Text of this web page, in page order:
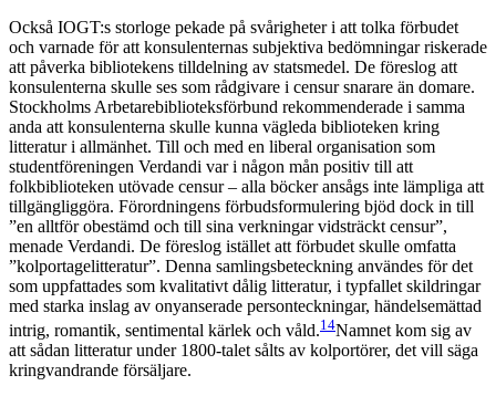
Också IOGT:s storloge pekade på svårigheter i att tolka förbudet
och varnade för att konsulenternas subjektiva bedömningar riskerade
att påverka bibliotekens tilldelning av statsmedel. De föreslog att
konsulenterna skulle ses som rådgivare i censur snarare än domare.
Stockholms Arbetarebiblioteksförbund rekommenderade i samma
anda att konsulenterna skulle kunna vägleda biblioteken kring
litteratur i allmänhet. Till och med en liberal organisation som
studentföreningen Verdandi var i någon mån positiv till att
folkbiblioteken utövade censur – alla böcker ansågs inte lämpliga att
tillgängliggöra. Förordningens förbudsformulering bjöd dock in till
”en alltför obestämd och till sina verkningar vidsträckt censur”,
menade Verdandi. De föreslog istället att förbudet skulle omfatta
”kol­portagelitteratur”. Denna samlingsbeteckning användes för det
som uppfattades som kvalitativt dålig litteratur, i typfallet skildringar
med starka inslag av onyanserade personteckningar, händelsemättad
intrig, romantik, sentimental kärlek och våld.14Namnet kom sig av
att sådan litteratur under 1800-talet sålts av kolportörer, det vill säga
kringvandrande försäljare.